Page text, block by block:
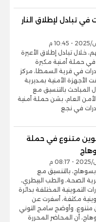
في تبادل لإطلاق النار
خلال تبادل إطلاق الأعيرة
في حملة أمنية مكبرة
في قرية السمطا، مركز
الأجهزة الأمنية بمديرية
المباحث بالتنسيق مع
العام، بشن حملة أمنية
في نجع
تموين متنوع في حملة
بالتنسيق مع
الصحة، والطب البيطري،
التموينية المختلفة بدائرة
مكثفة، أسفرت عن
تموين متنوع. وأوضح سامح التوني
أن المحاضر المحررة